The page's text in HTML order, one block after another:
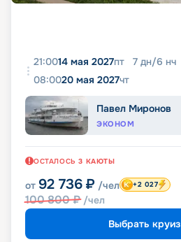
21:0014 мая 2027пт 7 дн/6 нч
08:0020 мая 2027чт
Павел Миронов
ЭКОНОМ
ОСТАЛОСЬ 3 КАЮТЫ
от 92 736 ₽ /чел
100 800₽ /чел
+2 027
Выбрать круиз